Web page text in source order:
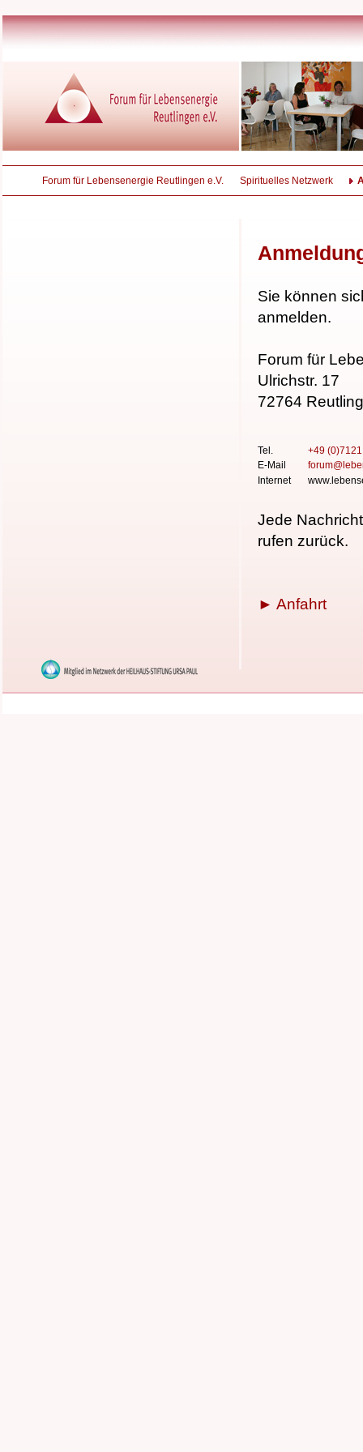
Forum für Lebensenergie Reutlingen e.V. Spirituelles Netzwerk
Sie können
anmelden.
Forum für
Ulrichstr. 17
72764
Tel.
+49
E-Mail
forum@
Internet
Jede
rufen zurück.
► Anfahrt